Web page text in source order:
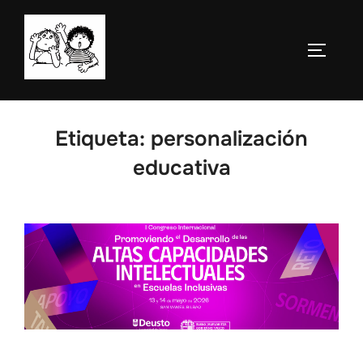
Saltar
contenido
Etiqueta: personalización
educativa